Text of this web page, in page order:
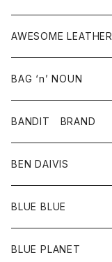
アクセサリー
その他雑貨
シャツ
ボトム
スカート
パンツ
グッズ
靴
バッグ
靴
シャツ
AWESOME LEATHER
アウター
革ジャケット
BAG ‘n’ NOUN
アクセサリー
バッグ
ポーチ
BANDIT BRAND
トップス
Ｔシャツ
BEN DAIVIS
ポトム
パンツ
BLUE BLUE
アウター
BLUE PLANET